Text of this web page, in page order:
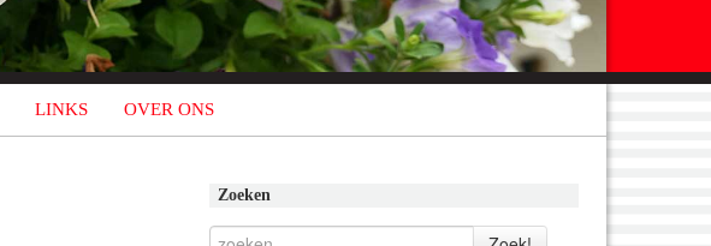
LINKS OVER ONS
Zoeken